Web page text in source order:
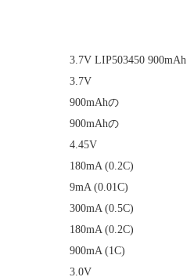
3.7V LIP503450 900mAh
3.7V
900mAhの
900mAhの
4.45V
180mA (0.2C)
9mA (0.01C)
300mA (0.5C)
180mA (0.2C)
900mA (1C)
3.0V